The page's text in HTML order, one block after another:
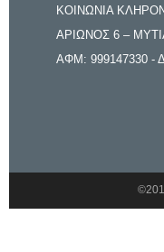
ΚΟΙΝΩΝΙΑ
ΑΡΙΩΝΟΣ 6 –
ΑΦΜ: 999147330